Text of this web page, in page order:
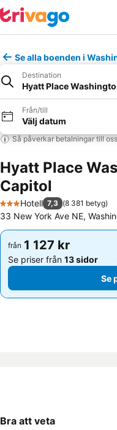
Se alla boenden i
Destination
Hyatt Place
Från/till
Välj datum
Så påverkar betalningar till
Hyatt Place
Capitol
3 Stjärnor
Hotell 7,3 (8 381 betyg)
33 New York Ave NE,
från 1 127 kr
Se priser från 13 sidor
från 1 127 kr
Se priser från 13 sidor
Se
Bra att veta